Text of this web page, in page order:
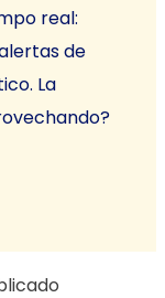
real:
de
La